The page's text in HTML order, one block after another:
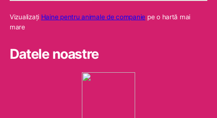
Vizualizaţi Haine pentru animale de companie pe o hartă mai
mare
Datele noastre